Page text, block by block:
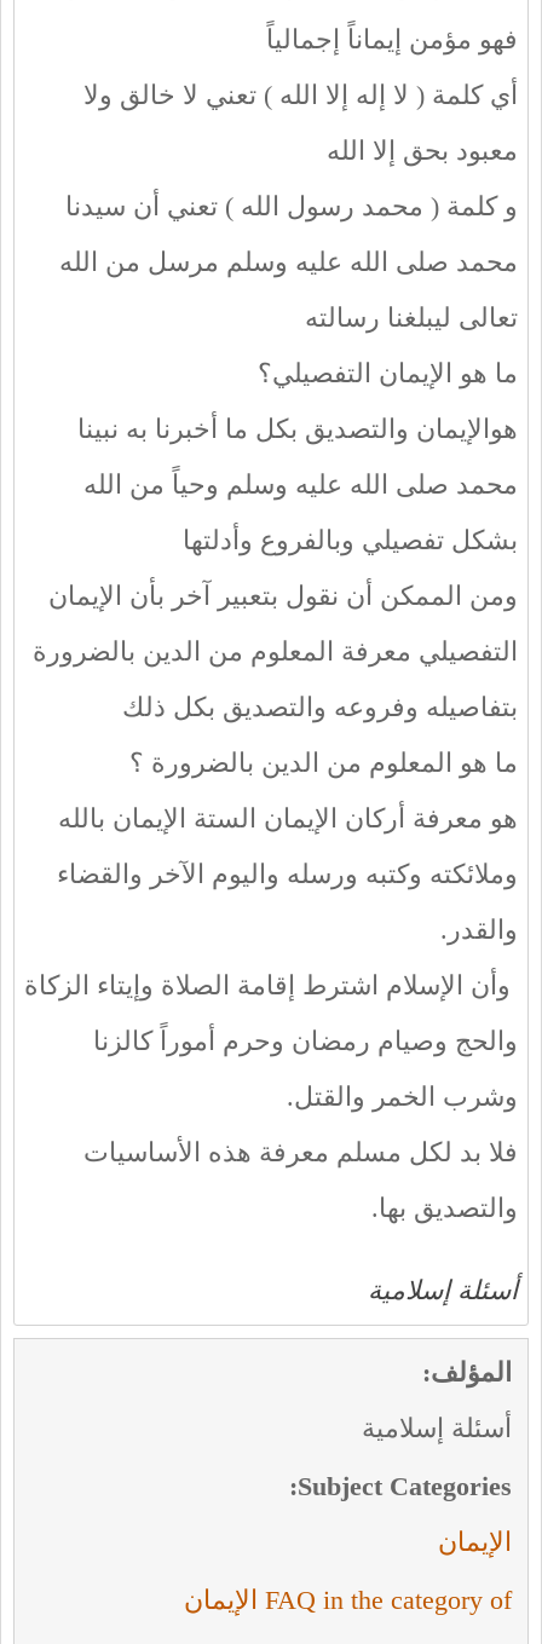
فهو مؤمن إيماناً إجمالياً
أي كلمة ( لا إله إلا الله ) تعني لا خالق ولا
معبود بحق إلا الله
و كلمة ( محمد رسول الله ) تعني أن سيدنا
محمد صلى الله عليه وسلم مرسل من الله
تعالى ليبلغنا رسالته
ما هو الإيمان التفصيلي؟
هوالإيمان والتصديق بكل ما أخبرنا به نبينا
محمد صلى الله عليه وسلم وحياً من الله
بشكل تفصيلي وبالفروع وأدلتها
ومن الممكن أن نقول بتعبير آخر بأن الإيمان
التفصيلي معرفة المعلوم من الدين بالضرورة
بتفاصيله وفروعه والتصديق بكل ذلك
ما هو المعلوم من الدين بالضرورة ؟
هو معرفة أركان الإيمان الستة الإيمان بالله
وملائكته وكتبه ورسله واليوم الآخر والقضاء
والقدر.
وأن الإسلام اشترط إقامة الصلاة وإيتاء الزكاة
والحج وصيام رمضان وحرم أموراً كالزنا
وشرب الخمر والقتل.
فلا بد لكل مسلم معرفة هذه الأساسيات
والتصديق بها.
أسئلة إسلامية
المؤلف:
أسئلة إسلامية
Subject Categories:
الإيمان
FAQ in the category of الإيمان